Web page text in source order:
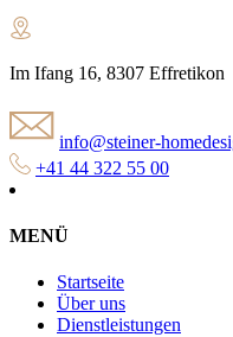
Im Ifang 16, 8307 Effretikon
info@steiner-
+41 44 322 55 00
MENÜ
Startseite
Über uns
Dienstleistungen